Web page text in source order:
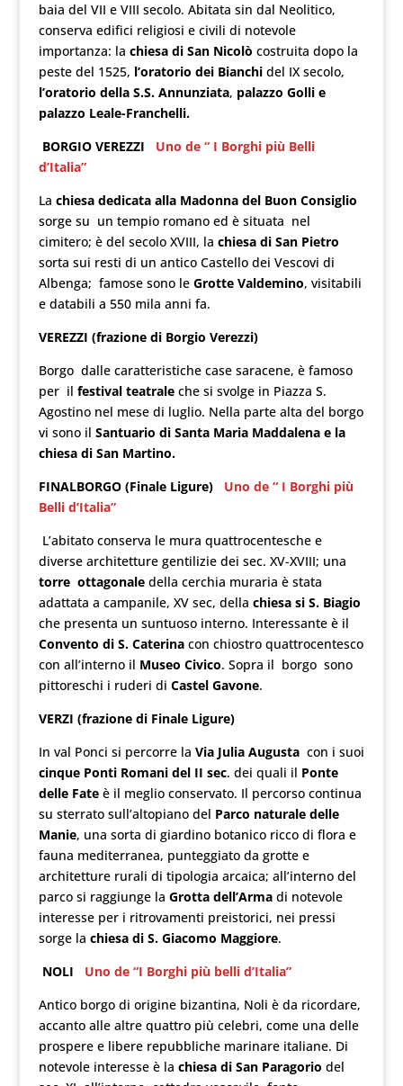
baia del VII e VIII secolo. Abitata sin dal Neolitico,
conserva edifici religiosi e civili di notevole
importanza: la chiesa di San Nicolò costruita dopo la
peste del 1525, l’oratorio dei Bianchidel IX secolo,
l’oratorio della S.S. Annunziata, palazzo Golli e
palazzo Leale-Franchelli.
BORGIO VEREZZI Uno de “ I Borghi più Belli
d’Italia”
La chiesa dedicata alla Madonna del Buon Consiglio
sorge su un tempio romano ed è situata nel
cimitero; è del secolo XVIII, la chiesa di San Pietro
sorta sui resti di un antico Castello dei Vescovi di
Albenga; famose sono le Grotte Valdemino, visitabili
e databili a 550 mila anni fa.
VEREZZI (frazione di Borgio Verezzi)
Borgo dalle caratteristiche case saracene, è famoso
per il festival teatraleche si svolge in Piazza S.
Agostino nel mese di luglio. Nella parte alta del borgo
vi sono il Santuario di Santa Maria Maddalena e la
chiesa di San Martino.
FINALBORGO (Finale Ligure) Uno de “ I Borghi più
Belli d’Italia”
L’abitato conserva le mura quattrocentesche e
diverse architetture gentilizie dei sec. XV-XVIII; una
torre ottagonaledella cerchia muraria è stata
adattata a campanile, XV sec, della chiesa si S. Biagio
che presenta un suntuoso interno. Interessante è il
Convento di S. Caterinacon chiostro quattrocentesco
con all’interno il Museo Civico. Sopra il borgo sono
pittoreschi i ruderi di Castel Gavone.
VERZI (frazione di Finale Ligure)
In val Ponci si percorre la Via Julia Augusta con i suoi
cinque Ponti Romani del II sec. dei quali il Ponte
delle Fateè il meglio conservato. Il percorso continua
su sterrato sull’altopiano del Parco naturale delle
Manie, una sorta di giardino botanico ricco di flora e
fauna mediterranea, punteggiato da grotte e
architetture rurali di tipologia arcaica; all’interno del
parco si raggiunge la Grotta dell’Armadi notevole
interesse per i ritrovamenti preistorici, nei pressi
sorge la chiesa di S. Giacomo Maggiore.
NOLI Uno de “I Borghi più belli d’Italia”
Antico borgo di origine bizantina, Noli è da ricordare,
accanto alle altre quattro più celebri, come una delle
prospere e libere repubbliche marinare italiane. Di
notevole interesse è la chiesa di San Paragorio del